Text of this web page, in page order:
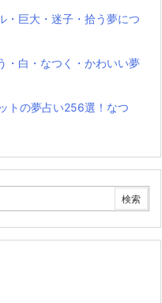
・巨大・迷子・拾う夢につ
・白・なつく・かわいい夢
トの夢占い256選！なつ